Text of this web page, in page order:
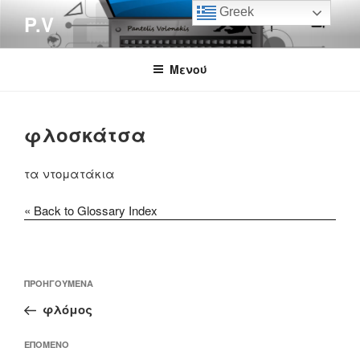
περιεχόμενο
P.V
Μενού
φλοσκάτσα
τα ντοματάκια
« Back to Glossary Index
άρθρων
Προηγούμενο
άρθρο
ΠΡΟΗΓΟΎΜΕΝΑ
φλόμος
Επόμενο
ΕΠΌΜΕΝΟ
Greek